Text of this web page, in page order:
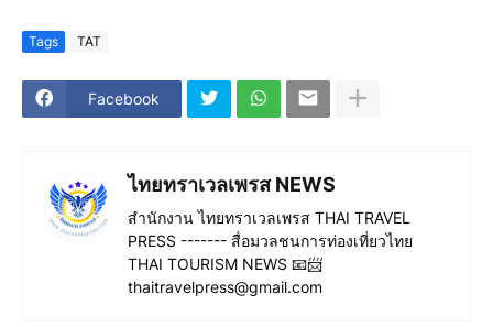
Tags TAT
Facebook
ไทยทราเวลเพรส NEWS
สำนักงาน ไทยทราเวลเพรส THAI TRAVEL
PRESS ------- สื่อมวลชนการท่องเที่ยวไทย
THAI TOURISM NEWS 📧📨
thaitravelpress@gmail.com